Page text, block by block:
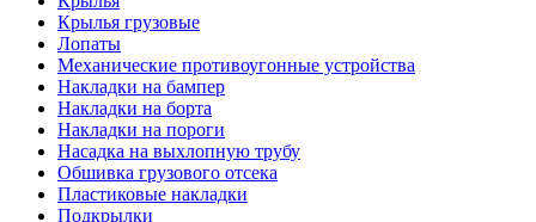
Крылья грузовые
Лопаты
Механические противоугонные устройства
Накладки на бампер
Накладки на борта
Накладки на пороги
Насадка на выхлопную трубу
Обшивка грузового отсека
Пластиковые накладки
Подкрылки